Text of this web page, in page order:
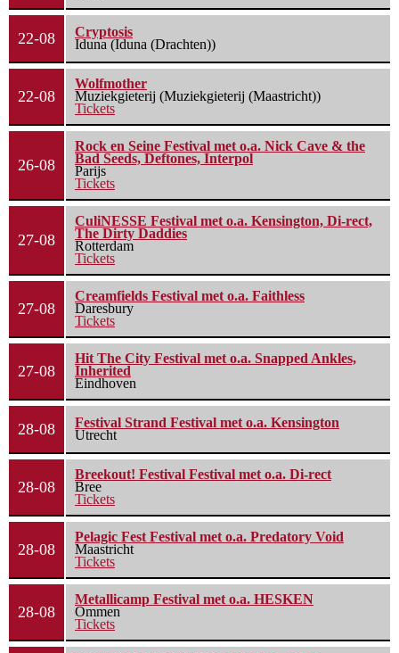
22-08
Cryptosis
Iduna (Iduna (Drachten))
22-08
Wolfmother
Muziekgieterij (Muziekgieterij (Maastricht))
Tickets
26-08
Rock en Seine Festival met o.a. Nick Cave & the
Bad Seeds, Deftones, Interpol
Parijs
Tickets
27-08
CuliNESSE Festival met o.a. Kensington, Di-rect,
The Dirty Daddies
Rotterdam
Tickets
27-08
Creamfields Festival met o.a. Faithless
Daresbury
Tickets
27-08
Hit The City Festival met o.a. Snapped Ankles,
Inherited
Eindhoven
28-08
Festival Strand Festival met o.a. Kensington
Utrecht
28-08
Breekout! Festival Festival met o.a. Di-rect
Bree
Tickets
28-08
Pelagic Fest Festival met o.a. Predatory Void
Maastricht
Tickets
28-08
Metallicamp Festival met o.a. HESKEN
Ommen
Tickets